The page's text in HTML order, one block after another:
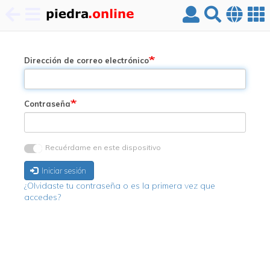
contenido
principal
Dirección de correo electrónico
Contraseña
Recuérdame en este dispositivo
Iniciar sesión
¿Olvidaste tu contraseña o es la primera vez que
accedes?